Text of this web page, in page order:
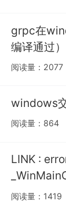
grpc在
编译通过）
阅读量：2077
windows
阅读量：864
LINK :
阅读量：1419